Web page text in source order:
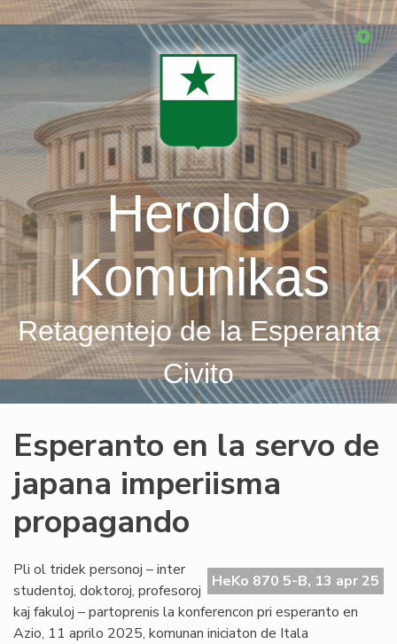
Skip
Heroldo
Komunikas
Retagentejo de la Esperanta
Civito
Esperanto en la servo de
japana imperiisma
propagando
HeKo 870 5-B, 13 apr 25
Pli ol tridek personoj – inter
studentoj, doktoroj, profesoroj
kaj fakuloj – partoprenis la konferencon pri esperanto en
Azio, 11 aprilo 2025, komunan iniciaton de Itala